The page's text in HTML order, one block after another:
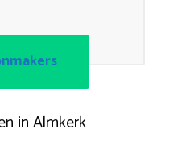
in Almkerk